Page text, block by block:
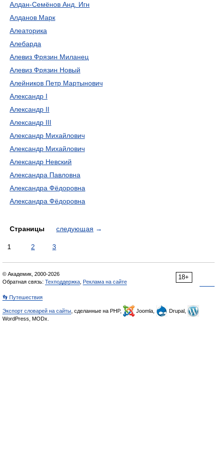
Алдан-Семёнов Анд. Игн
Алданов Марк
Алеаторика
Алебарда
Алевиз Фрязин Миланец
Алевиз Фрязин Новый
Алейников Петр Мартынович
Александр I
Александр II
Александр III
Александр Михайлович
Александр Михайлович
Александр Невский
Александра Павловна
Александра Фёдоровна
Александра Фёдоровна
Страницы следующая →
1 2 3
18+
© Академик, 2000-2026
Обратная связь: Техподдержка Реклама на сайте
👣 Путешествия
Экспорт словарей на сайты , сделанные на PHP, Joomla,
Drupal,
WordPress, MODx.